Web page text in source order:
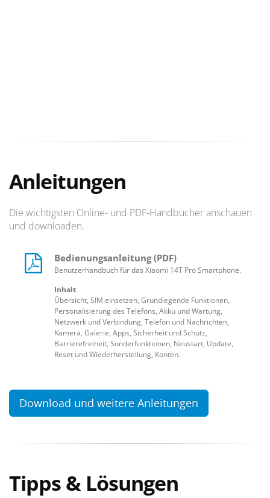
Anleitungen
Die wichtigsten Online- und PDF-Handbücher anschauen
und downloaden.
Bedienungsanleitung (PDF)
Benutzerhandbuch für das Xiaomi 14T Pro Smartphone.
Inhalt
Übersicht, SIM einsetzen, Grundlegende Funktionen,
Personalisierung des Telefons, Akku und Wartung,
Netzwerk und Verbindung, Telefon und Nachrichten,
Kamera, Galerie, Apps, Sicherheit und Schutz,
Barrierefreiheit, Sonderfunktionen, Neustart, Update,
Reset und Wiederherstellung, Konten.
Download und weitere Anleitungen
Tipps & Lösungen